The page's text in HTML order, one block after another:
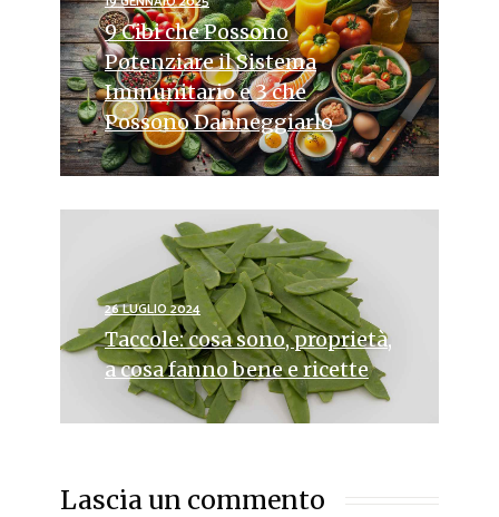
9 Cibi che Possono
Potenziare il Sistema
Immunitario e 3 che
Possono Danneggiarlo
26 LUGLIO 2024
Taccole: cosa sono, proprietà,
a cosa fanno bene e ricette
Lascia un commento